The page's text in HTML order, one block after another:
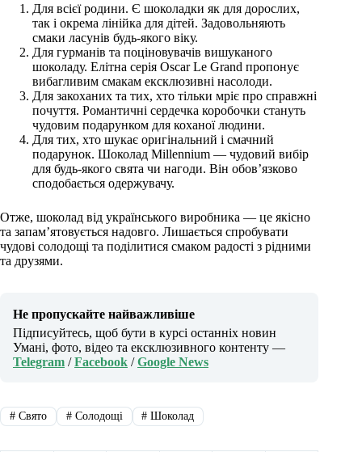
Для всієї родини. Є шоколадки як для дорослих,
так і окрема лінійка для дітей. Задовольняють
смаки ласунів будь-якого віку.
Для гурманів та поціновувачів вишуканого
шоколаду. Елітна серія Oscar Le Grand пропонує
вибагливим смакам ексклюзивні насолоди.
Для закоханих та тих, хто тільки мріє про справжні
почуття. Романтичні сердечка коробочки стануть
чудовим подарунком для коханої людини.
Для тих, хто шукає оригінальний і смачний
подарунок. Шоколад Millennium — чудовий вибір
для будь-якого свята чи нагоди. Він обов’язково
сподобається одержувачу.
Отже, шоколад від українського виробника — це якісно
та запам’ятовується надовго. Лишається спробувати
чудові солодощі та поділитися смаком радості з рідними
та друзями.
Не пропускайте найважливіше
Підписуйтесь, щоб бути в курсі останніх новин
Умані, фото, відео та ексклюзивного контенту —
Telegram /Facebook /Google News
#Свято #Солодощі # Шоколад